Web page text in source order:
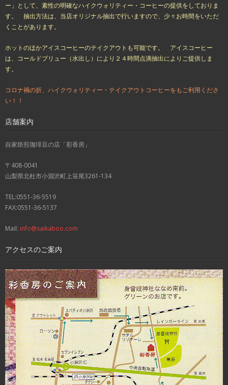
ー」として、素性の明確なハイクウォリティー・コーヒーの提供をしておりま
す。 抽出方法は、当店オリジナル抽出で行いますので、少々お時間をいただ
くことがあります。
ホットのほかアイスコーヒーのテイクアウトも可能です。 アイスコーヒー
は、コールドブリュー（水出し）により２４時間点滴抽出によりご提供しま
す。
コロナ禍の折、ハイクウォリティー・テイクアウトコーヒーをもご利用くださ
い！！
店舗案内
自家焙煎珈琲豆の店「彩香房」
〒408-0041
山梨県北杜市小淵沢町上笹尾3261-134
TEL:0551-36-5519
FAX:0551-36-5137
Mail: info@saikaboo.com
アクセスのご案内